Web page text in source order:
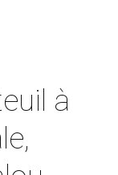
à